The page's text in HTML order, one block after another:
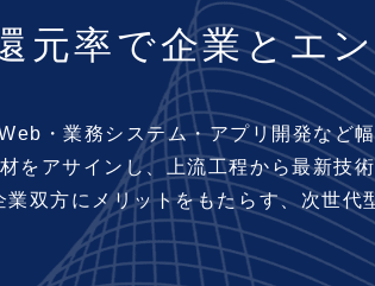
元率で企業とエ
・業務システム・アプリ開発など
をアサインし、 上流工程から最新技
業双方に メリットをもたらす、 次世代